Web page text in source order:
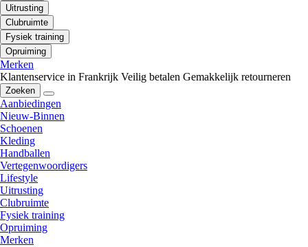
Uitrusting
Clubruimte
Fysiek training
Opruiming
Merken
Klantenservice in Frankrijk Veilig betalen Gemakkelijk retourneren
Zoeken
Aanbiedingen
Nieuw-Binnen
Schoenen
Kleding
Handballen
Vertegenwoordigers
Lifestyle
Uitrusting
Clubruimte
Fysiek training
Opruiming
Merken